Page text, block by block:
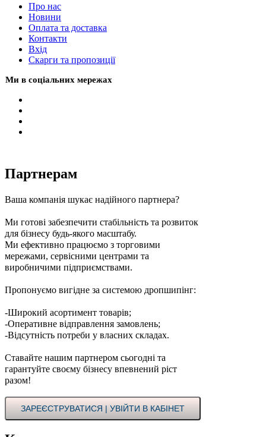
Про нас
Новини
Оплата та доставка
Контакти
Вхiд
Скарги та пропозиції
Ми в соціальних мережах
Партнерам
Ваша компанія шукає надійного партнера?
Ми готові забезпечити стабільність та розвиток
для бізнесу будь-якого масштабу.
Ми ефективно працюємо з торговими
мережами, сервісними центрами та
виробничими підприємствами.
Пропонуємо вигідне за системою дропшипінг:
-Широкий асортимент товарів;
-Оперативне відправлення замовлень;
-Відсутність потреби у власних складах.
Ставайте нашим партнером сьогодні та
гарантуйте своєму бізнесу впевнений ріст
разом!
ЗАРЕЄСТРУВАТИСЯ | УВІЙТИ В КАБІНЕТ